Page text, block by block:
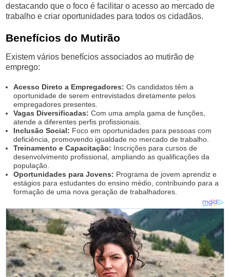
destacando que o foco é facilitar o acesso ao mercado de
trabalho e criar oportunidades para todos os cidadãos.
Benefícios do Mutirão
Existem vários benefícios associados ao mutirão de
emprego:
Acesso Direto a Empregadores: Os candidatos têm a
oportunidade de serem entrevistados diretamente pelos
empregadores presentes.
Vagas Diversificadas: Com uma ampla gama de funções,
atende a diferentes perfis profissionais.
Inclusão Social: Foco em oportunidades para pessoas com
deficiência, promovendo igualdade no mercado de trabalho.
Treinamento e Capacitação: Inscrições para cursos de
desenvolvimento profissional, ampliando as qualificações da
população.
Oportunidades para Jovens: Programa de jovem aprendiz e
estágios para estudantes do ensino médio, contribuindo para a
formação de uma nova geração de trabalhadores.